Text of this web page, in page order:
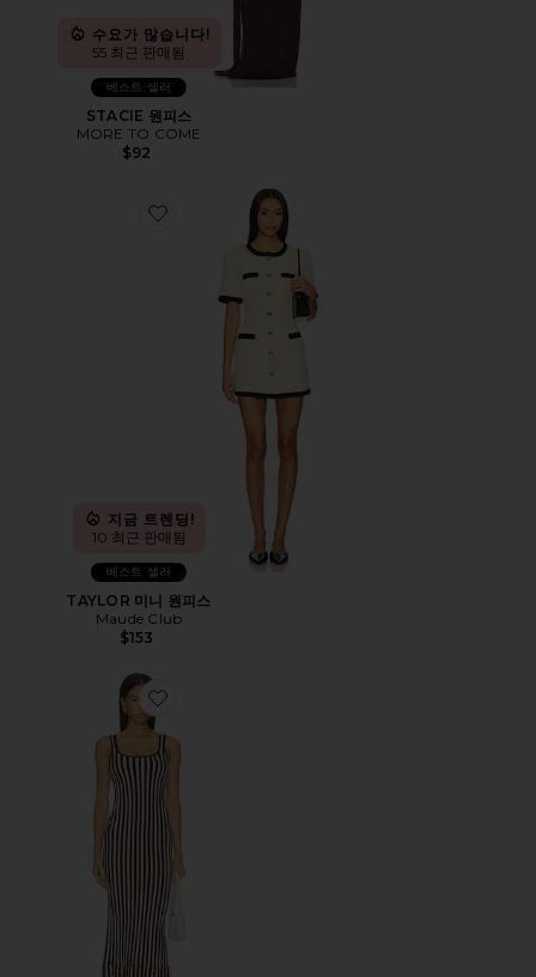
수요가 많습니다!
55 최근 판매됨
베스트 셀러
STACIE 원피스
MORE TO COME
$92
Favorite TAYLOR 미니 원피스
지금 트렌딩!
10 최근 판매됨
베스트 셀러
TAYLOR 미니 원피스
Maude Club
$153
Favorite JOLIE 미디 원피스